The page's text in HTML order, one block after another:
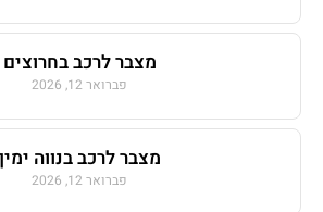
מצבר לרכב בחרוצים
פברואר 12, 2026
מצבר לרכב בנווה ימין
פברואר 12, 2026